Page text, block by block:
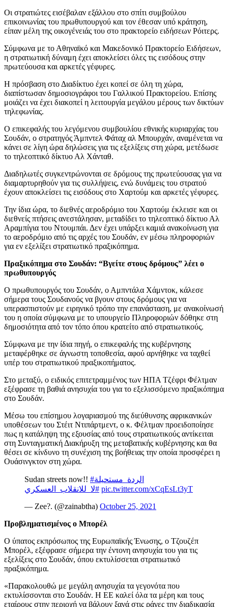
Οι στρατιώτες εισέβαλαν εξάλλου στο σπίτι συμβούλου
επικοινωνίας του πρωθυπουργού και τον έθεσαν υπό κράτηση,
είπαν μέλη της οικογένειάς του στο πρακτορείο ειδήσεων Ρόιτερς.
Σύμφωνα με το Αθηναϊκό και Μακεδονικό Πρακτορείο Ειδήσεων,
η στρατιωτική δύναμη έχει αποκλείσει όλες τις εισόδους στην
πρωτεύουσα και αρκετές γέφυρες.
Η πρόσβαση στο Διαδίκτυο έχει κοπεί σε όλη τη χώρα,
διαπίστωσαν δημοσιογράφοι του Γαλλικού Πρακτορείου. Επίσης
μοιάζει να έχει διακοπεί η λειτουργία μεγάλου μέρους των δικτύων
τηλεφωνίας.
Ο επικεφαλής του λεγόμενου συμβουλίου εθνικής κυριαρχίας του
Σουδάν, ο στρατηγός Άμπντελ Φάταχ αλ Μπουρχάν, αναμένεται να
κάνει σε λίγη ώρα δηλώσεις για τις εξελίξεις στη χώρα, μετέδωσε
το τηλεοπτικό δίκτυο Αλ Χάνταθ.
Διαδηλωτές συγκεντρώνονται σε δρόμους της πρωτεύουσας για να
διαμαρτυρηθούν για τις συλλήψεις, ενώ δυνάμεις του στρατού
έχουν αποκλείσει τις εισόδους στο Χαρτούμ και αρκετές γέφυρες.
Την ίδια ώρα, το διεθνές αεροδρόμιο του Χαρτούμ έκλεισε και οι
διεθνείς πτήσεις ανεστάλησαν, μεταδίδει το τηλεοπτικό δίκτυο Αλ
Αραμπίγια του Ντουμπάι. Δεν έχει υπάρξει καμιά ανακοίνωση για
το αεροδρόμιο από τις αρχές του Σουδάν, εν μέσω πληροφοριών
για εν εξελίξει στρατιωτικό πραξικόπημα.
Πραξικόπημα στο Σουδάν: “Βγείτε στους δρόμους” λέει ο
πρωθυπουργός
Ο πρωθυπουργός του Σουδάν, ο Αμπντάλα Χάμντοκ, κάλεσε
σήμερα τους Σουδανούς να βγουν στους δρόμους για να
υπερασπιστούν με ειρηνικό τρόπο την επανάσταση, με ανακοίνωσή
του η οποία σύμφωνα με το υπουργείο Πληροφοριών δόθηκε στη
δημοσιότητα από τον τόπο όπου κρατείτο από στρατιωτικούς.
Σύμφωνα με την ίδια πηγή, ο επικεφαλής της κυβέρνησης
μεταφέρθηκε σε άγνωστη τοποθεσία, αφού αρνήθηκε να ταχθεί
υπέρ του στρατιωτικού πραξικοπήματος.
Στο μεταξύ, ο ειδικός επιτετραμμένος των ΗΠΑ Τζέφρι Φέλτμαν
εξέφρασε τη βαθιά ανησυχία του για το εξελισσόμενο πραξικόπημα
στο Σουδάν.
Μέσω του επίσημου λογαριασμού της διεύθυνσης αφρικανικών
υποθέσεων του Στέιτ Ντιπάρτμεντ, ο κ. Φέλτμαν προειδοποίησε
πως η κατάληψη της εξουσίας από τους στρατιωτικούς αντίκειται
στη Συνταγματική Διακήρυξη της μεταβατικής κυβέρνησης και θα
θέσει σε κίνδυνο τη συνέχιση της βοήθειας την οποία προσφέρει η
Ουάσινγκτον στη χώρα.
Sudan streets now!!
#الردة_مستحيلة
#لا_للانقلاب_العسكري pic.twitter.com/xCqEsLt3yT
— Zee?. (@zainabtha) October 25, 2021
Προβληματισμένος ο Μπορέλ
Ο ύπατος εκπρόσωπος της Ευρωπαϊκής Ένωσης, ο Τζουζέπ
Μπορέλ, εξέφρασε σήμερα την έντονη ανησυχία του για τις
εξελίξεις στο Σουδάν, όπου εκτυλίσσεται στρατιωτικό
πραξικόπημα.
«Παρακολουθώ με μεγάλη ανησυχία τα γεγονότα που
εκτυλίσσονται στο Σουδάν. Η ΕΕ καλεί όλα τα μέρη και τους
εταίρους στην περιοχή να βάλουν ξανά στις ράγες την διαδικασία